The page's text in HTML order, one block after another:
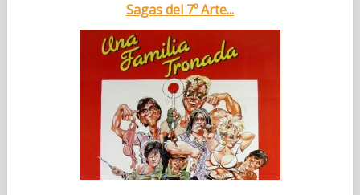
Sagas del 7º Arte...